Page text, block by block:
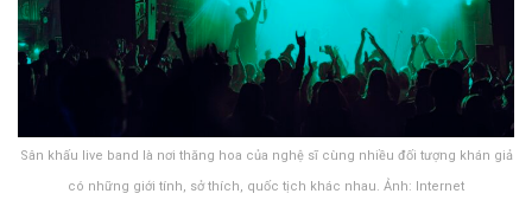
Sân khấu live band là nơi thăng hoa của nghệ sĩ cùng nhiều đối tượng khán giả
có những giới tính, sở thích, quốc tịch khác nhau. Ảnh: Internet